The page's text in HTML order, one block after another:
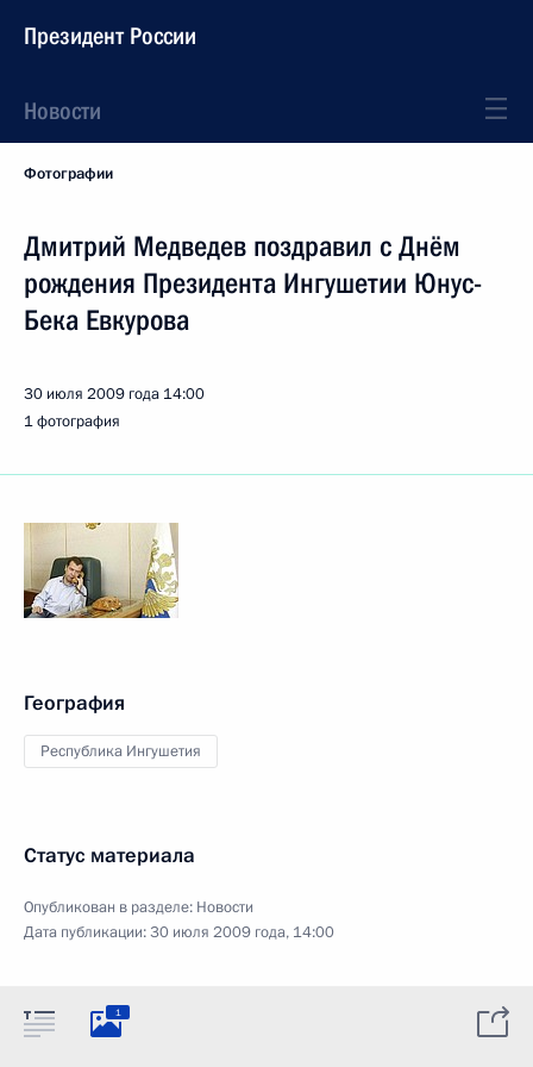
Президент России
Новости
Фотографии
Дмитрий Медведев поздравил с Днём
рождения Президента Ингушетии Юнус-
Бека Евкурова
30 июля 2009 года 14:00
1 фотография
География
Республика Ингушетия
Статус материала
Опубликован в разделе: Новости
Дата публикации:30 июля 2009 года, 14:00
1